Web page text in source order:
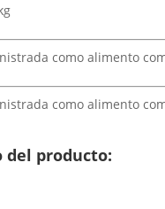
como alimento
como alimento
del producto: